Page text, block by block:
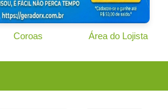
Coroas Área do Lojista